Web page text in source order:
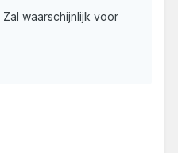
waarschijnlijk voor